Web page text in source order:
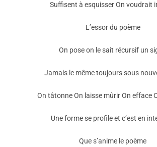
Suffisent à esquisser On voudrait
L’essor du poème
On pose on le sait récursif un
Jamais le même toujours sous
On tâtonne On laisse mûrir On efface
Une forme se profile et c’est en
Que s’anime le poème